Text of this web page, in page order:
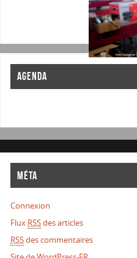
AGENDA
MÉTA
Connexion
Flux RSSdes articles
RSSdes commentaires